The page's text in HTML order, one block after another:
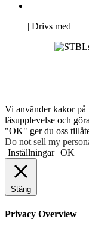
| Drivs med
Vi använder kakor
läsupplevelse och
"OK" ger du oss
Do not sell my
Inställningar OK
Stäng
Privacy Overview